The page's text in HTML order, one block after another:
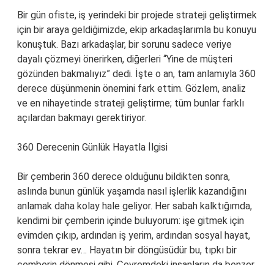
Bir gün ofiste, iş yerindeki bir projede strateji geliştirmek
için bir araya geldiğimizde, ekip arkadaşlarımla bu konuyu
konuştuk. Bazı arkadaşlar, bir sorunu sadece veriye
dayalı çözmeyi önerirken, diğerleri “Yine de müşteri
gözünden bakmalıyız” dedi. İşte o an, tam anlamıyla 360
derece düşünmenin önemini fark ettim. Gözlem, analiz
ve en nihayetinde strateji geliştirme; tüm bunlar farklı
açılardan bakmayı gerektiriyor.
360 Derecenin Günlük Hayatla İlgisi
Bir çemberin 360 derece olduğunu bildikten sonra,
aslında bunun günlük yaşamda nasıl işlerlik kazandığını
anlamak daha kolay hale geliyor. Her sabah kalktığımda,
kendimi bir çemberin içinde buluyorum: işe gitmek için
evimden çıkıp, ardından iş yerim, ardından sosyal hayat,
sonra tekrar ev… Hayatın bir döngüsüdür bu, tıpkı bir